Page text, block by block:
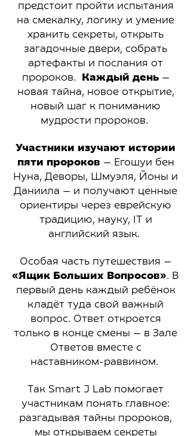
предстоит пройти испытания
на смекалку, логику и умение
хранить секреты, открыть
загадочные двери, собрать
артефакты и послания от
пророков. Каждый день—
новая тайна, новое открытие,
новый шаг к пониманию
мудрости пророков.
Участники изучают истории
пяти пророков — Егошуи бен
Нуна, Деворы, Шмуэля, Йоны и
Даниила — и получают ценные
ориентиры через еврейскую
традицию, науку, IT и
английский язык.
Особая часть путешествия —
«Ящик Больших Вопросов». В
первый день каждый ребёнок
кладёт туда свой важный
вопрос. Ответ откроется
только в конце смены — в Зале
Ответов вместе с
наставником-раввином.
Так Smart J Lab помогает
участникам понять главное:
разгадывая тайны пророков,
мы открываем секреты